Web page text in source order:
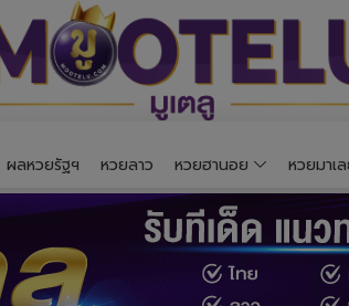
ผลหวยรัฐฯ หวยลาว หวยฮานอย หวยมาเ